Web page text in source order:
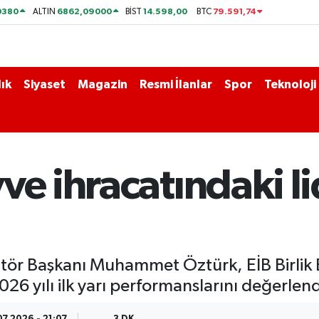
ALTIN 6862,09000 BİST14.598,00 BTC 79.591,74
Siyaset Magazin Resmi İlanlar Spor Teknoloji
ihracatındaki
Başkanı Muhammet Öztürk, EİB Birlik
yılı ilk yarı performanslarını